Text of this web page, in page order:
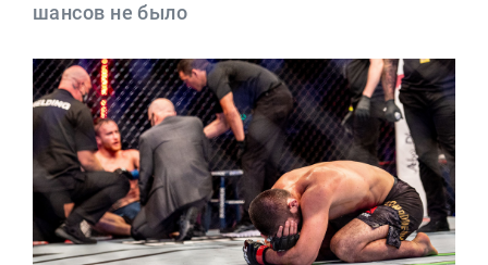
Реклама
Для связи
+7 (843) 570−50−00
reception@tnvtv.ru
шансов не было